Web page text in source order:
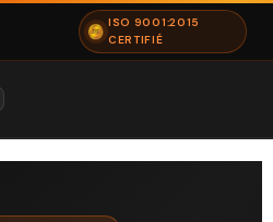
ISO 9001:2015
CERTIFIÉ